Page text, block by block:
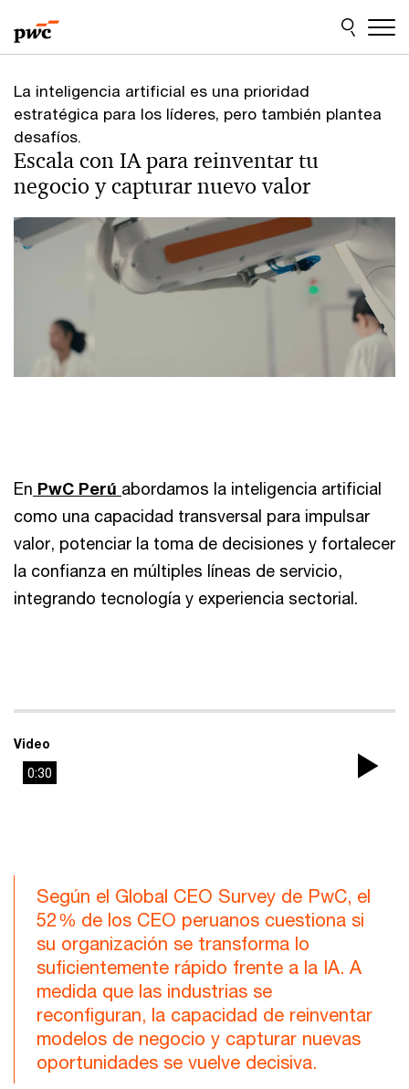
to
content
to
footer
La inteligencia artificial es una prioridad
estratégica para los líderes, pero también plantea
desafíos.
Escala con IA para reinventar tu
negocio y capturar nuevo valor
En PwC Perú abordamos la inteligencia artificial
como una capacidad transversal para impulsar
valor, potenciar la toma de decisiones y fortalecer
la confianza en múltiples líneas de servicio,
integrando tecnología y experiencia sectorial.
0:30
Video
Según el Global CEO Survey de PwC, el
52 % de los CEO peruanos cuestiona si
su organización se transforma lo
suficientemente rápido frente a la IA. A
medida que las industrias se
reconfiguran, la capacidad de reinventar
modelos de negocio y capturar nuevas
oportunidades se vuelve decisiva.